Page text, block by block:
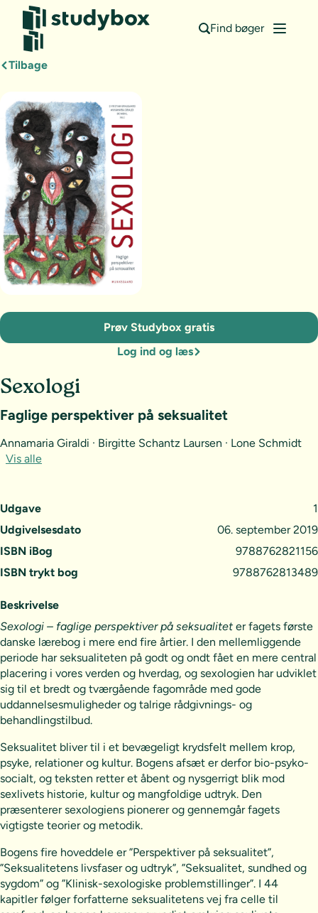
Find bøger
Tilbage
Udgave
1
Udgivelsesdato
06. september 2019
ISBN iBog
9788762821156
ISBN trykt bog
9788762813489
Sexologi
Faglige perspektiver på seksualitet
Annamaria Giraldi · Birgitte Schantz Laursen · Lone Schmidt
Vis alle
Prøv Studybox gratis
Log ind og læs
Beskrivelse
Sexologi – faglige perspektiver på seksualiteter fagets første
danske lærebog i mere end fire årtier. I den mellemliggende
periode har seksualiteten på godt og ondt fået en mere central
placering i vores verden og hverdag, og sexologien har udviklet
sig til et bredt og tværgående fagområde med gode
uddannelsesmuligheder og talrige rådgivnings- og
behandlingstilbud.
Seksualitet bliver til i et bevægeligt krydsfelt mellem krop,
psyke, relationer og kultur. Bogens afsæt er derfor bio-psyko-
socialt, og teksten retter et åbent og nysgerrigt blik mod
sexlivets historie, kultur og mangfoldige udtryk. Den
præsenterer sexologiens pionerer og gennemgår fagets
vigtigste teorier og metodik.
Bogens fire hoveddele er ”Perspektiver på seksualitet”,
”Seksualitetens livsfaser og udtryk”, ”Seksualitet, sundhed og
sygdom” og ”Klinisk-sexologiske problemstillinger”. I 44
kapitler følger forfatterne seksualitetens vej fra celle til